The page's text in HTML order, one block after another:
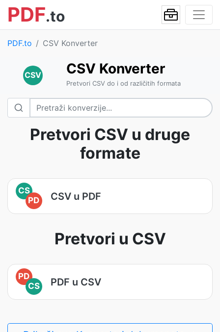
PDF.to
PDF.to CSV Konverter
CSV CSV Konverter
Pretvori CSV do i od različitih formata
Pretvori CSV u druge
formate
CS
PD
CSV u PDF
Pretvori u CSV
PD
CS
PDF u CSV